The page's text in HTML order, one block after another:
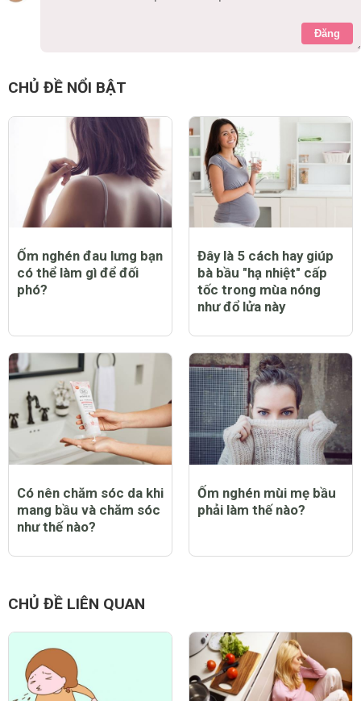
Đăng
CHỦ ĐỀ NỔI BẬT
Ốm nghén đau lưng bạn
có thể làm gì để đối
phó?
Đây là 5 cách hay giúp
bà bầu "hạ nhiệt" cấp
tốc trong mùa nóng
như đổ lửa này
Có nên chăm sóc da khi
mang bầu và chăm sóc
như thế nào?
Ốm nghén mùi mẹ bầu
phải làm thế nào?
CHỦ ĐỀ LIÊN QUAN